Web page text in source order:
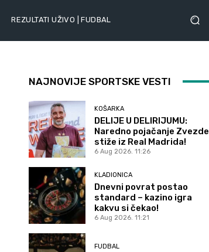
REZULTATI UŽIVO | FUDBAL
NAJNOVIJE SPORTSKE VESTI
KOŠARKA
DELIJE U DELIRIJUMU:
Naredno pojačanje Zvezde
stiže iz Real Madrida!
6 Aug 2026. 11:26
KLADIONICA
Dnevni povrat postao
standard – kazino igra
kakvu si čekao!
6 Aug 2026. 11:21
FUDBAL